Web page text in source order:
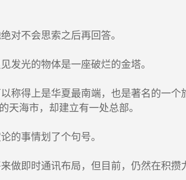
不会思索之后再回答。
光的物体是一座破烂的金塔。
称得上是华夏最南端，也是著名的一个
海市，却建立有一处总部。
的事情划了个句号。
即时通讯布局，但目前，仍然在积攒